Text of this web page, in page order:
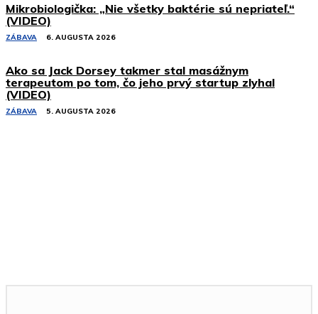
Mikrobiologička: „Nie všetky baktérie sú nepriateľ.“
(VIDEO)
ZÁBAVA 6. AUGUSTA 2026
Ako sa Jack Dorsey takmer stal masážnym
terapeutom po tom, čo jeho prvý startup zlyhal
(VIDEO)
ZÁBAVA 5. AUGUSTA 2026